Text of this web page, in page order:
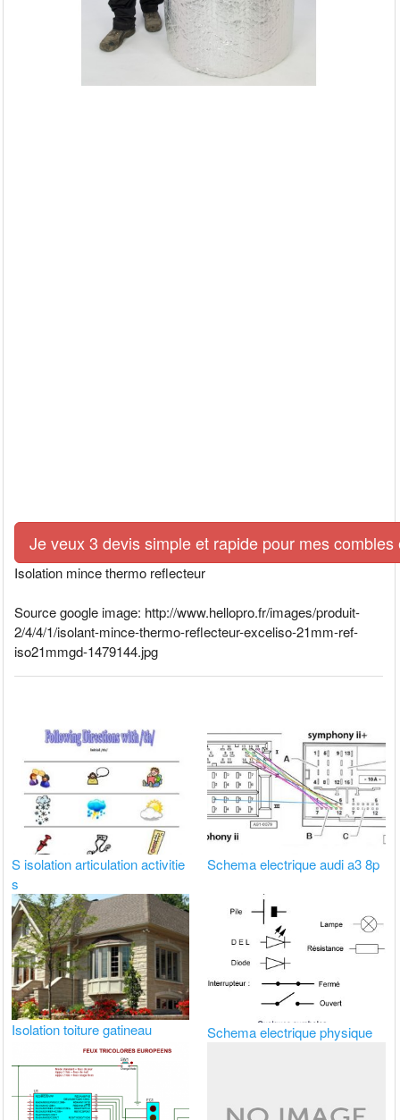
Je veux 3 devis simple et rapide pour mes
Isolation mince thermo reflecteur
Source google image: http://www.hellopro.fr/images/produit-
2/4/4/1/isolant-mince-thermo-reflecteur-exceliso-21mm-ref-
iso21mmgd-1479144.jpg
S isolation articulation activitie
s
Schema electrique audi a3 8p
Isolation toiture gatineau Schema electrique physique